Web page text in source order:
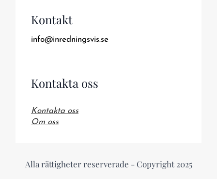
Kontakt
info@inredningsvis.se
Kontakta oss
Kontakta oss
Om oss
Alla rättigheter reserverade - Copyright 2025